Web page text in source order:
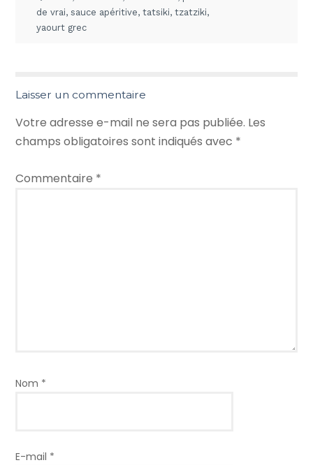
de vrai,sauce apéritive,tatsiki,tzatziki,
yaourt grec
Laisser un commentaire
Votre adresse e-mail ne sera pas publiée. Les
champs obligatoires sont indiqués avec *
Commentaire *
Nom *
E-mail *